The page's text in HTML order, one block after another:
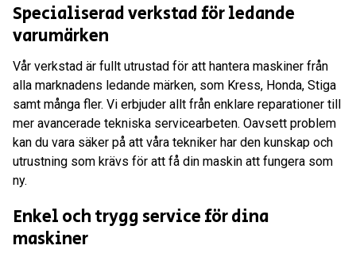
Specialiserad verkstad för ledande
varumärken
Vår verkstad är fullt utrustad för att hantera maskiner från
alla marknadens ledande märken, som Kress, Honda, Stiga
samt många fler. Vi erbjuder allt från enklare reparationer till
mer avancerade tekniska servicearbeten. Oavsett problem
kan du vara säker på att våra tekniker har den kunskap och
utrustning som krävs för att få din maskin att fungera som
ny.
Enkel och trygg service för dina
maskiner